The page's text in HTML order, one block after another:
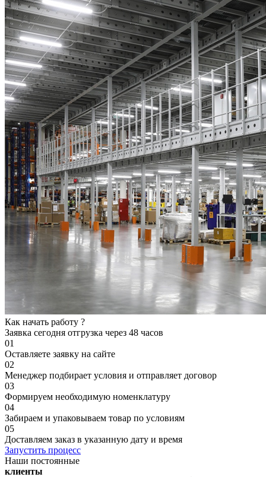
Как начать работу ?
Заявка сегодня отгрузка через 48 часов
01
Оставляете заявку на сайте
02
Менеджер подбирает условия и отправляет договор
03
Формируем необходимую номенклатуру
04
Забираем и упаковываем товар по условиям
05
Доставляем заказ в указанную дату и время
Запустить процесс
Наши постоянные
клиенты